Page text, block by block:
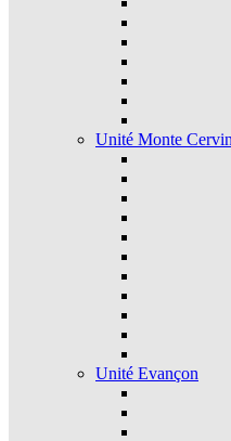
Unité Monte
Unité Evançon